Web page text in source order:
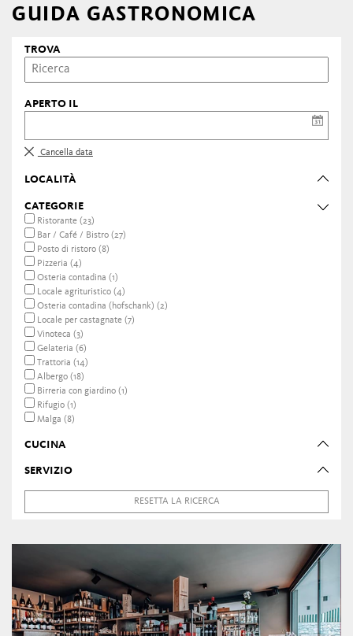
GUIDA GASTRONOMICA
TROVA
APERTO IL
Cancella data
LOCALITÀ
CATEGORIE
Ristorante (23)
Bar / Café / Bistro (27)
Posto di ristoro (8)
Pizzeria (4)
Osteria contadina (1)
Locale agrituristico (4)
Osteria contadina (hofschank) (2)
Locale per castagnate (7)
Vinoteca (3)
Gelateria (6)
Trattoria (14)
Albergo (18)
Birreria con giardino (1)
Rifugio (1)
Malga (8)
CUCINA
SERVIZIO
RESETTA LA RICERCA